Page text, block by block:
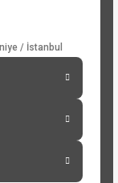
/ İstanbul